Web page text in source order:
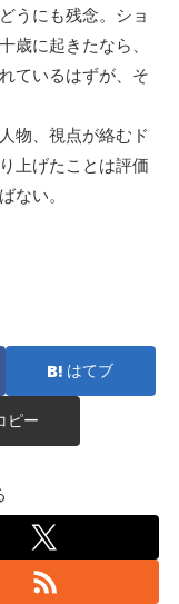
うにも残念。ショ
歳に起きたなら、
ているはずが、そ
物、視点が絡むド
上げたことは評価
ない。
はてブ
ピー